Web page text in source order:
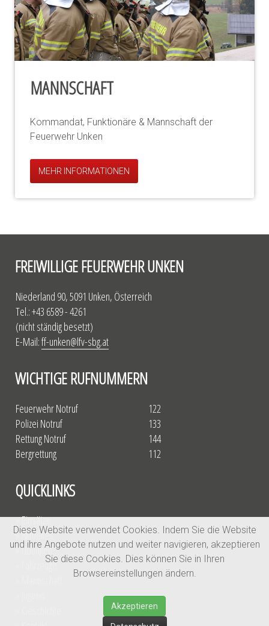
MANNSCHAFT
Kommandat, Funktionäre & Mannschaft der
Feuerwehr Unken
MEHR INFORMATIONEN
FREIWILLIGE FEUERWEHR UNKEN
Niederland 90, 5091 Unken, Österreich
Tel.: +43 6589 - 4261
(nicht ständig besetzt)
E-Mail:ff-unken@lfv-sbg.at
WICHTIGE RUFNUMMERN
Feuerwehr Notruf
Polizei Notruf
Rettung Notruf
Bergrettung
122
133
144
112
QUICKLINKS
» Einsätze
» Aktuelles
» Übungen
» Fahrzeuge
Diese Website verwendet Cookies. Indem Sie die Website
und ihre Angebote nutzen und weiter navigieren, akzeptieren
Sie diese Cookies. Dies können Sie in Ihren
Browsereinstellungen ändern.
Akzeptieren